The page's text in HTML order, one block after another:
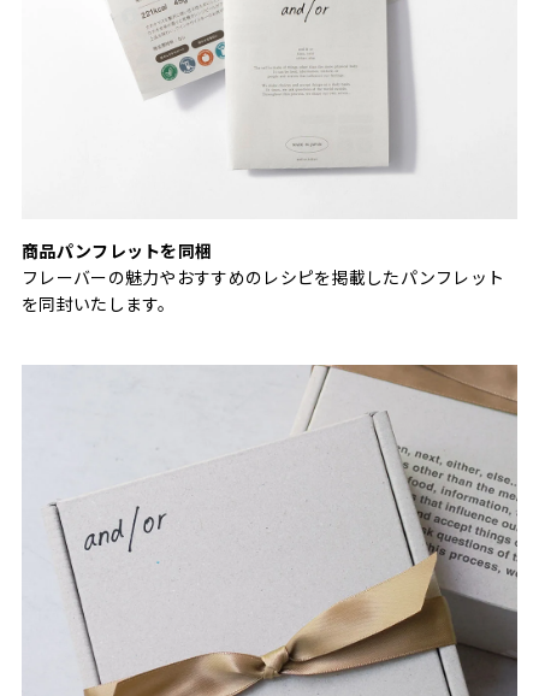
商品パンフレットを同梱
フレーバーの魅力やおすすめのレシピを掲載したパンフレット
を同封いたします。